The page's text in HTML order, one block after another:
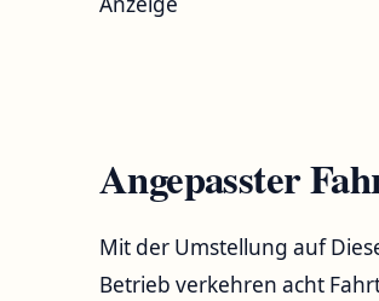
Angepasster
Mit der Umstellung auf
Betrieb verkehren acht